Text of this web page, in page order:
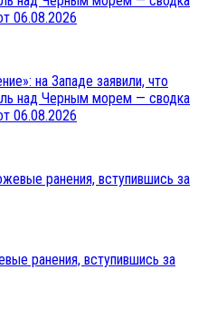
на Западе заявили, что
над Черным морем — сводка
06.08.2026
ранения, вступившись за